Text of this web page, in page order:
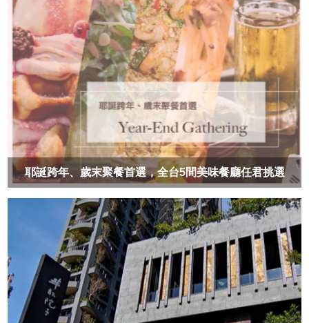
耶誕跨年、歲末聚餐首選，全台5間美味餐廳任君挑選